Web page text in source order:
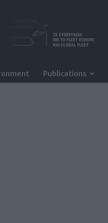
Publications